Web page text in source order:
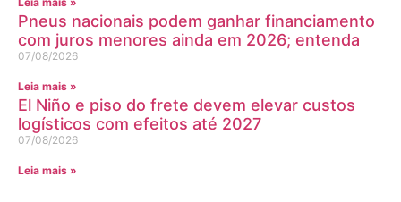
Pneus nacionais podem ganhar financiamento
com juros menores ainda em 2026; entenda
07/08/2026
Leia mais »
El Niño e piso do frete devem elevar custos
logísticos com efeitos até 2027
07/08/2026
Leia mais »